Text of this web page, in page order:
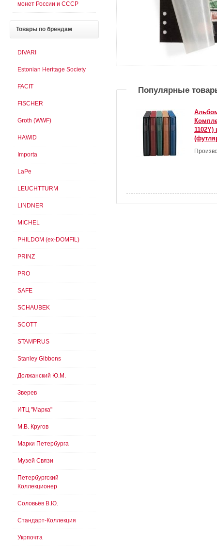
Популярные
1102Y)
монет России и СССР
Товары по брендам
DIVARI
Estonian Heritage Society
FACIT
FISCHER
Groth (WWF)
HAWID
Importa
LaPe
LEUCHTTURM
LINDNER
MICHEL
PHILDOM (ex-DOMFIL)
PRINZ
PRO
SAFE
SCHAUBEK
SCOTT
STAMPRUS
Stanley Gibbons
Должанский Ю.М.
Зверев
ИТЦ "Марка"
М.В. Кругов
Марки Петербурга
Музей Связи
Петербургский
Коллекционер
Соловьёв В.Ю.
Стандарт-Коллекция
Укрпочта